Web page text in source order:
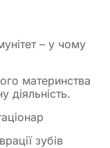
– у чому
материнства
діяльність.
зубів